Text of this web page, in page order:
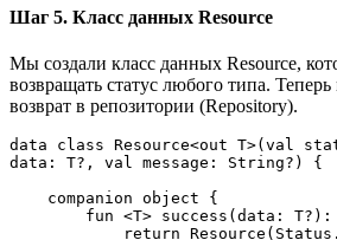
Шаг 5. Класс данных Resource
Мы создали класс данных Resource,
возвращать статус любого типа.
возврат в репозитории (Repository).
data class Resource<out T>(val
data: T?, val message: String?) {
    companion object {
fun <T> success(data: